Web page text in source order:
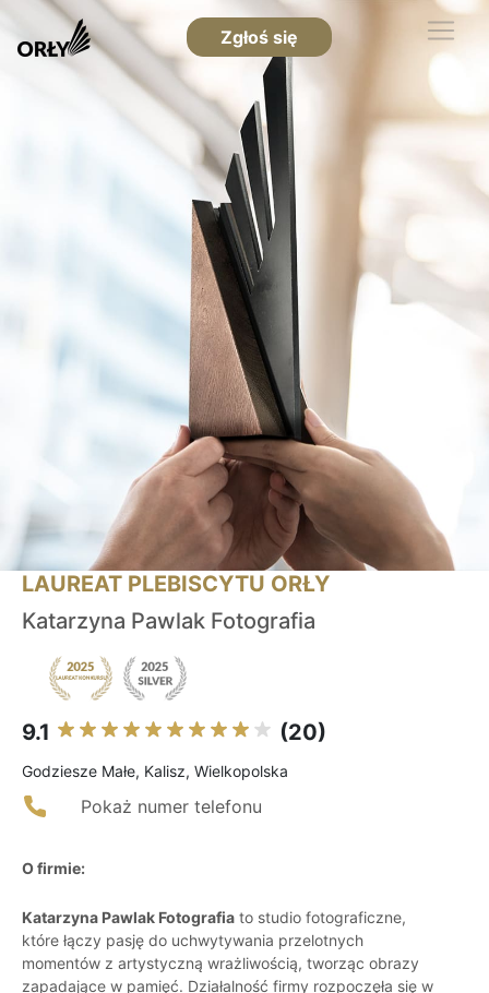
Zgłoś się
LAUREAT PLEBISCYTU ORŁY
Katarzyna Pawlak Fotografia
9.1 (20)
Godziesze Małe, Kalisz, Wielkopolska
Pokaż numer telefonu
O firmie:
Katarzyna Pawlak Fotografia to studio fotograficzne,
które łączy pasję do uchwytywania przelotnych
momentów z artystyczną wrażliwością, tworząc obrazy
zapadające w pamięć. Działalność firmy rozpoczęła się w